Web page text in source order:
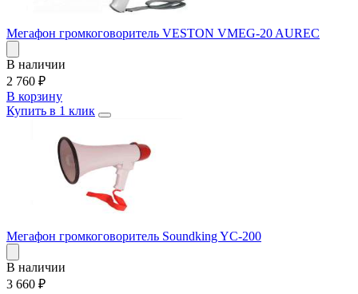
Мегафон громкоговоритель VESTON VMEG-20 AUREC
В наличии
2 760 ₽
В корзину
Купить в 1 клик
Мегафон громкоговоритель Soundking YC-200
В наличии
3 660 ₽